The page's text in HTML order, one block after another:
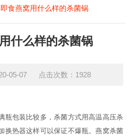
即食燕窝用什么样的杀菌锅
什么样的杀菌锅
05-07 点击次数：1928
包装比较多，杀菌方式用高温高压杀
换热器这样可以保证不爆瓶。燕窝杀菌